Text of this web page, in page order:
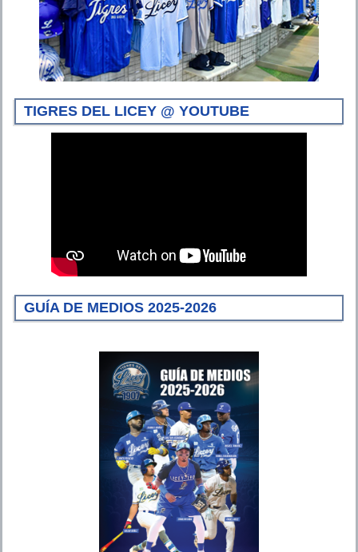
TIGRES DEL LICEY @ YOUTUBE
GUÍA DE MEDIOS 2025-2026